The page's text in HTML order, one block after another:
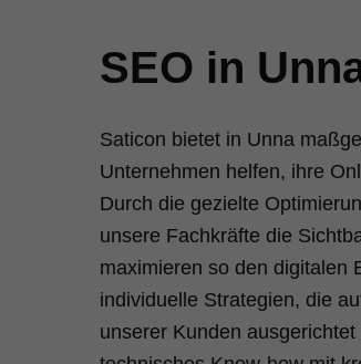
SEO in
Saticon bietet in Unna
Unternehmen helfen, ihre
Durch die gezielte
unsere Fachkräfte die
maximieren so den digitalen
individuelle Strategien, die
unserer Kunden